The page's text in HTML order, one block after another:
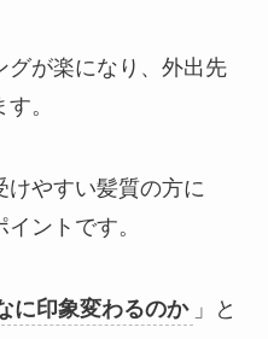
グが楽になり、外出先
。
やすい髪質の方に
ントです。
に印象変わるのか 」と